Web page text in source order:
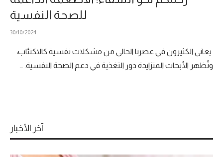
للصحة النفسية
30/10/2024
يعاني الكثيرون في عصرنا الحالي من مشكلات نفسية كالاكتئاب،
وتُظهر الأبحاث المتزايدة دور التغذية في دعم الصحة النفسية. …
آخر الأخبار